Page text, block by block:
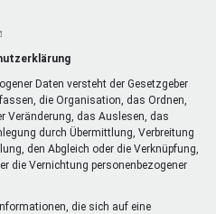
Daten versteht der Gesetzgeber
die Organisation, das Ordnen,
Veränderung, das Auslesen, das
durch Übermittlung, Verbreitung
den Abgleich oder die Verknüpfung,
die Vernichtung personenbezogener
die sich auf eine